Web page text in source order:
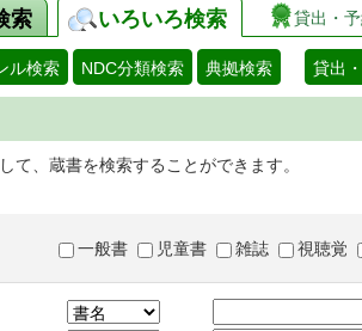
索 いろいろ検索 貸出・
ル検索 NDC分類検索 典拠検索 貸出
て、蔵書を検索することができます。
一般書 児童書 雑誌 視聴覚